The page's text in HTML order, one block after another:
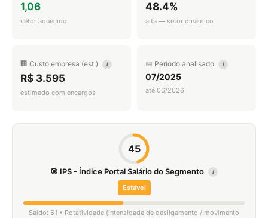
1,06
setor aquecido
48.4%
alta — setor dinâmico
🏢 Custo empresa (est.) i
R$ 3.595
estimado com encargos
📅 Período analisado i
07/2025
até 06/2026
45
🎯 IPS - Índice Portal Salário do Segmento i
Estável
Saldo: 51 • Rotatividade (intensidade de desligamento / movimento